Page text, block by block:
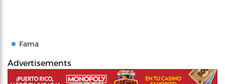
Fama
Advertisements